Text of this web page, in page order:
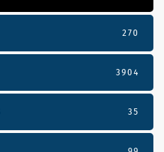
270
3904
35